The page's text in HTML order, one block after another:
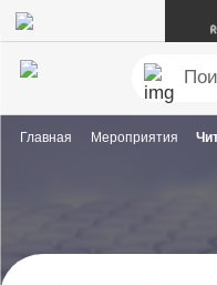
Главная Мероприятия